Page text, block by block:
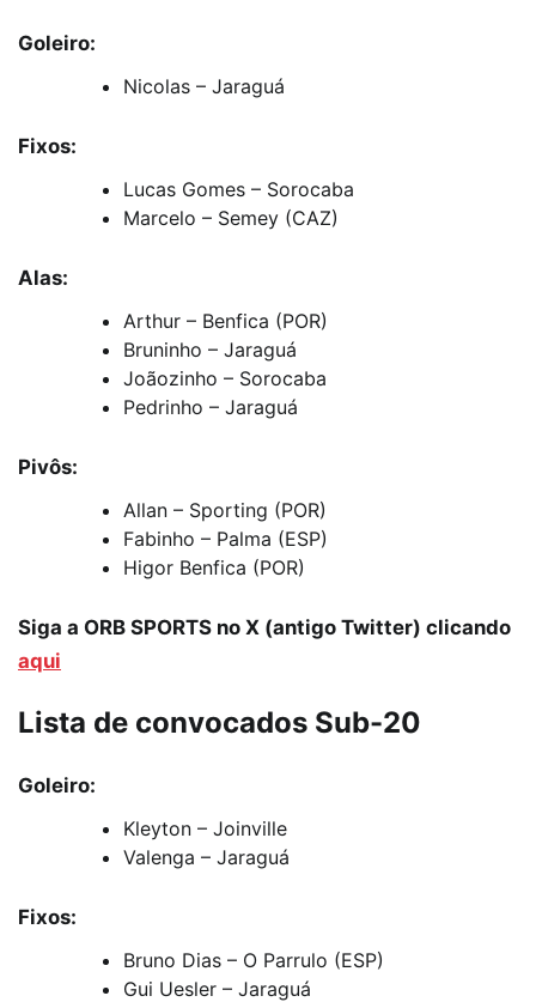
Goleiro:
Nicolas – Jaraguá
Fixos:
Lucas Gomes – Sorocaba
Marcelo – Semey (CAZ)
Alas:
Arthur – Benfica (POR)
Bruninho – Jaraguá
Joãozinho – Sorocaba
Pedrinho – Jaraguá
Pivôs:
Allan – Sporting (POR)
Fabinho – Palma (ESP)
Higor Benfica (POR)
Siga a ORB SPORTS no X (antigo Twitter) clicando
aqui
Lista de convocados Sub-20
Goleiro:
Kleyton – Joinville
Valenga – Jaraguá
Fixos:
Bruno Dias – O Parrulo (ESP)
Gui Uesler – Jaraguá